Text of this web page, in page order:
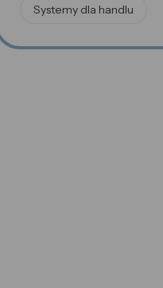
Systemy dla handlu